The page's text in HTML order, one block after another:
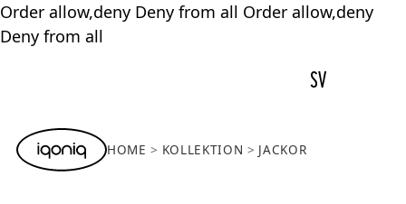
Order allow,deny Deny from all Order allow,deny
Deny from all
SV
HOME KOLLEKTION JACKOR